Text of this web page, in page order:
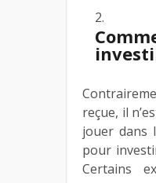
reçue, il
jouer dans
pour
Certains